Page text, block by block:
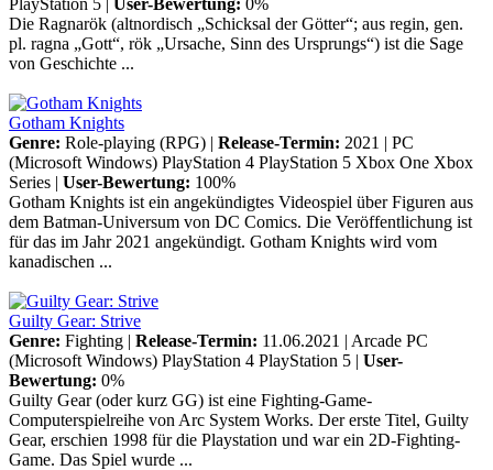
Die Ragnarök (altnordisch „Schicksal der Götter“; aus regin, gen.
pl. ragna „Gott“, rök „Ursache, Sinn des Ursprungs“) ist die Sage
von Geschichte ...
Gotham Knights
Genre: Role-playing (RPG) | Release-Termin: 2021 | PC
(Microsoft Windows) PlayStation 4 PlayStation 5 Xbox One Xbox
Series | User-Bewertung: 100%
Gotham Knights ist ein angekündigtes Videospiel über Figuren aus
dem Batman-Universum von DC Comics. Die Veröffentlichung ist
für das im Jahr 2021 angekündigt. Gotham Knights wird vom
kanadischen ...
Guilty Gear: Strive
Genre: Fighting | Release-Termin: 11.06.2021 | Arcade PC
(Microsoft Windows) PlayStation 4 PlayStation 5 | User-
Bewertung: 0%
Guilty Gear (oder kurz GG) ist eine Fighting-Game-
Computerspielreihe von Arc System Works. Der erste Titel, Guilty
Gear, erschien 1998 für die Playstation und war ein 2D-Fighting-
Game. Das Spiel wurde ...